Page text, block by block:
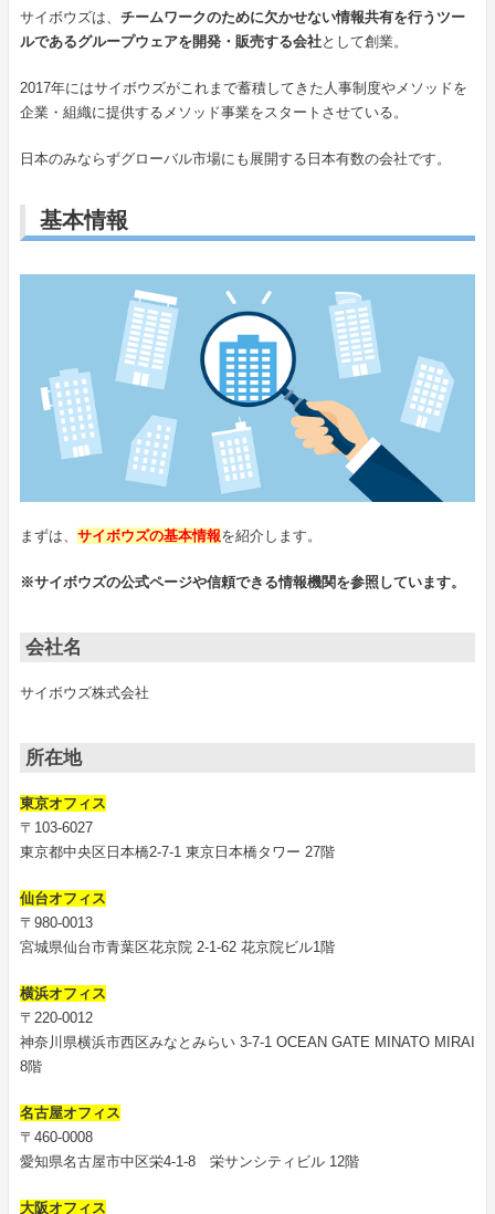
サイボウズは、 チームワークのために欠かせない情報共有を行うツー
ルであるグループウェアを開発・販売する会社として創業。
2017年にはサイボウズがこれまで蓄積してきた人事制度やメソッドを
企業・組織に提供するメソッド事業をスタートさせている。
日本のみならずグローバル市場にも展開する日本有数の会社です。
基本情報
まずは、 サイボウズの基本情報を紹介します。
※サイボウズの公式ページや信頼できる情報機関を参照しています。
会社名
サイボウズ株式会社
所在地
東京オフィス
〒103-6027
東京都中央区日本橋2-7-1 東京日本橋タワー 27階
仙台オフィス
〒980-0013
宮城県仙台市青葉区花京院 2-1-62 花京院ビル1階
横浜オフィス
〒220-0012
神奈川県横浜市西区みなとみらい 3-7-1 OCEAN GATE MINATO MIRAI
8階
名古屋オフィス
〒460-0008
愛知県名古屋市中区栄4-1-8 栄サンシティビル 12階
大阪オフィス